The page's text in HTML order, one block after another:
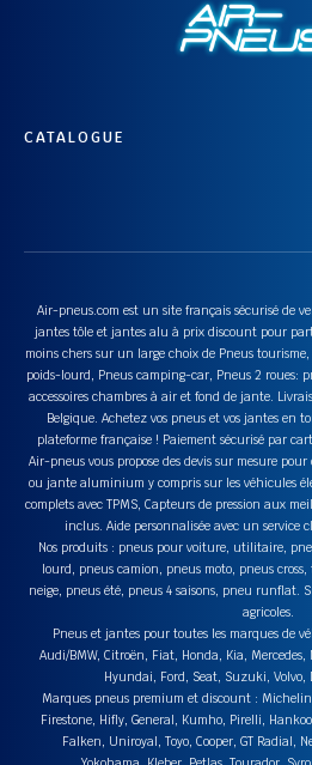
CATALOGUE
Air-pneus.com est un site français sécurisé de
jantes tôle et jantes alu à prix discount pour
moins chers sur un large choix de Pneus
poids-lourd, Pneus camping-car, Pneus 2 roues:
accessoires chambres à air et fond de jante.
Belgique. Achetez vos pneus et vos jantes en
plateforme française ! Paiement sécurisé par
Air-pneus vous propose des devis sur mesure
ou jante aluminium y compris sur les véhicules
complets avec TPMS, Capteurs de pression aux
inclus. Aide personnalisée avec un service
Nos produits : pneus pour voiture, utilitaire,
lourd, pneus camion, pneus moto, pneus
neige, pneus été, pneus 4 saisons, pneu runflat.
agricoles.
Pneus et jantes pour toutes les marques de
Audi/BMW, Citroën, Fiat, Honda, Kia, Mercedes,
Hyundai, Ford, Seat, Suzuki, Volvo,
Marques pneus premium et discount :
Firestone, Hifly, General, Kumho, Pirelli,
Falken, Uniroyal, Toyo, Cooper, GT Radial,